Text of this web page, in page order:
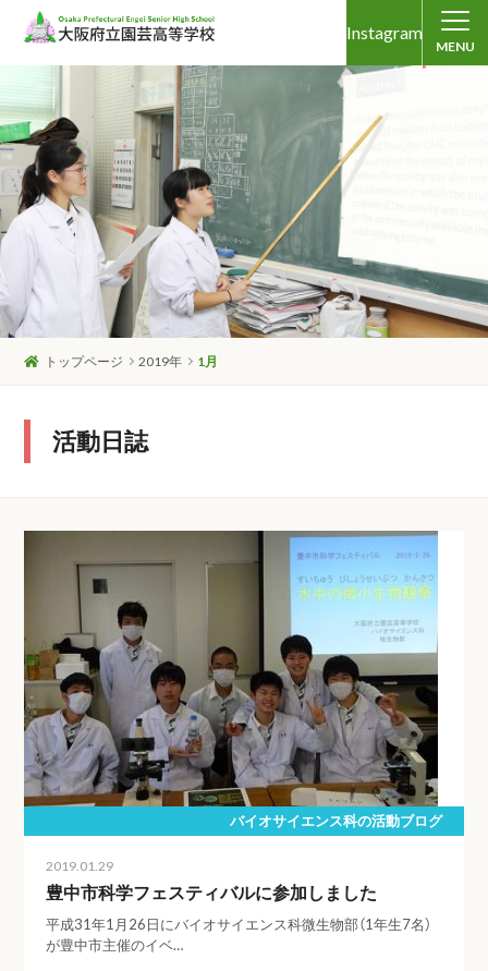
Instagram
MENU
トップページ 2019年 1月
活動日誌
バイオサイエンス科の活動ブログ
2019.01.29
豊中市科学フェスティバルに参加しました
平成31年1月26日にバイオサイエンス科微生物部（1年生7名）
が豊中市主催のイベ…